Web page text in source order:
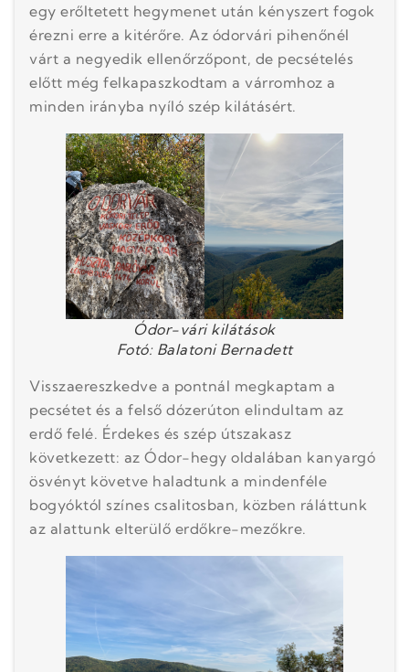
egy erőltetett hegymenet után kényszert fogok
érezni erre a kitérőre. Az ódorvári pihenőnél
várt a negyedik ellenőrzőpont, de pecsételés
előtt még felkapaszkodtam a várromhoz a
minden irányba nyíló szép kilátásért.
Ódor-vári kilátások
Fotó: Balatoni Bernadett
Visszaereszkedve a pontnál megkaptam a
pecsétet és a felső dózerúton elindultam az
erdő felé. Érdekes és szép útszakasz
következett: az Ódor-hegy oldalában kanyargó
ösvényt követve haladtunk a mindenféle
bogyóktól színes csalitosban, közben ráláttunk
az alattunk elterülő erdőkre-mezőkre.